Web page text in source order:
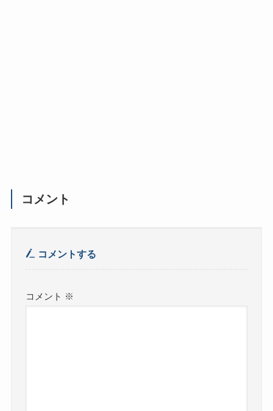
コメント
コメントする
コメント ※